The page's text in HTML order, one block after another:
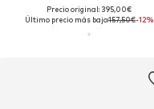
Precio original: 395,00€
Último precio más bajo:157,50€-12%